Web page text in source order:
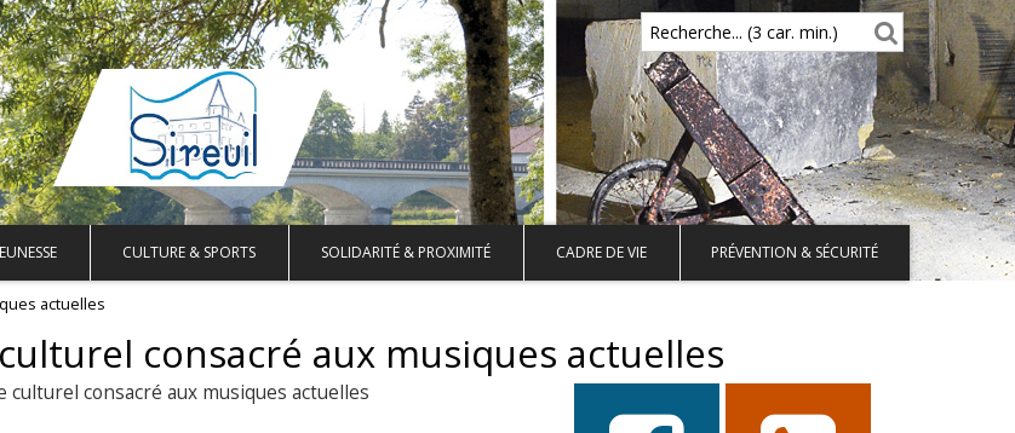
Recherche... (3 car. min.)
CULTURE & SPORTS SOLIDARITÉ & PROXIMITÉ CADRE DE VIE PRÉVENTION & SÉCURITÉ
actuelles
consacré aux musiques actuelles
consacré aux musiques actuelles